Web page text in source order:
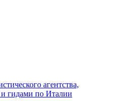
агентства,
гидами по Италии